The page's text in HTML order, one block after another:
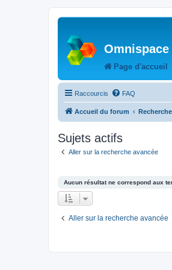
Page d'accueil
Raccourcis FAQ
Accueil du forum
Sujets actifs
Aller sur la recherche avancée
Aucun résultat ne correspond aux
Aller sur la recherche avancée